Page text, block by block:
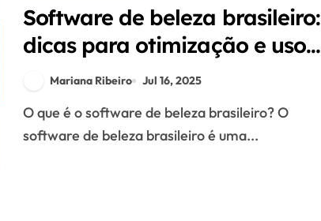
Software de beleza brasileiro:
dicas para otimização e uso
eficiente
Mariana Ribeiro Jul 16, 2025
O que é o software de beleza brasileiro? O
software de beleza brasileiro é uma...